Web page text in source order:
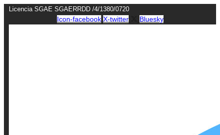
Licencia SGAE SGAERRDD /4/1380/0720
Icon-facebook X-twitter Bluesky